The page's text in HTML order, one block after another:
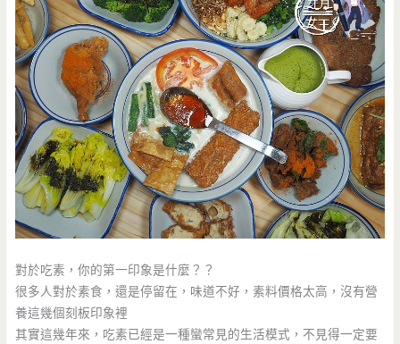
對於吃素，你的第一印象是什麼？？
很多人對於素食，還是停留在，味道不好，素料價格太高，沒有營
養這幾個刻板印象裡
其實這幾年來，吃素已經是一種蠻常見的生活模式，不見得一定要